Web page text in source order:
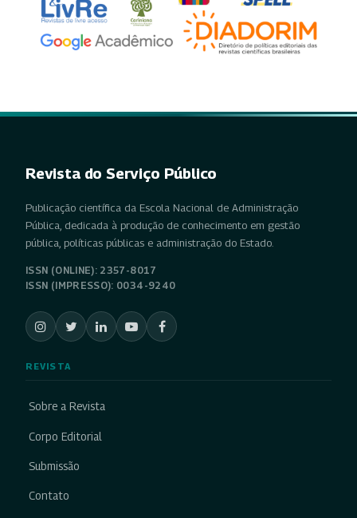
Revista do Serviço Público
Publicação científica da Escola Nacional de Administração
Pública, dedicada à produção de conhecimento em gestão
pública, políticas públicas e administração do Estado.
ISSN (ONLINE): 2357-8017
ISSN (IMPRESSO): 0034-9240
REVISTA
Sobre a Revista
Corpo Editorial
Submissão
Contato